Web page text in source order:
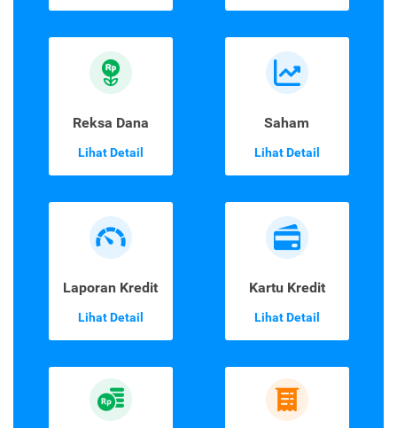
Reksa Dana
Lihat Detail
Saham
Lihat Detail
Laporan Kredit
Lihat Detail
Kartu Kredit
Lihat Detail